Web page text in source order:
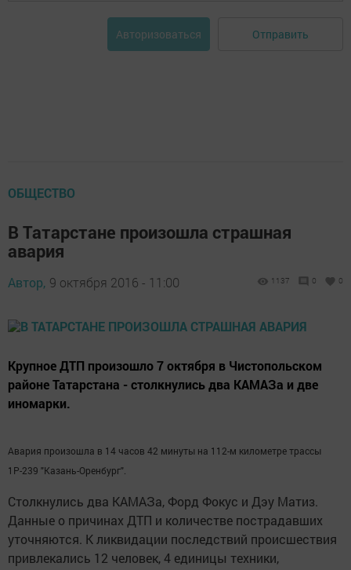
Авторизоваться Отправить
ОБЩЕСТВО
В Татарстане произошла страшная
авария
Автор, 9 октября 2016 - 11:00 1137 0 0
Крупное ДТП произошло 7 октября в Чистопольском
районе Татарстана - столкнулись два КАМАЗа и две
иномарки.
Авария произошла в 14 часов 42 минуты на 112-м километре трассы
1Р-239 "Казань-Оренбург".
Столкнулись два КАМАЗа, Форд Фокус и Дэу Матиз.
Данные о причинах ДТП и количестве пострадавших
уточняются. К ликвидации последствий происшествия
привлекались 12 человек, 4 единицы техники,